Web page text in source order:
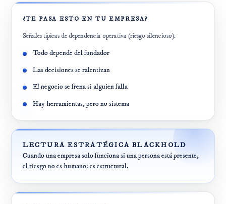
¿TE PASA ESTO EN TU EMPRESA?
Señales típicas de dependencia operativa (riesgo silencioso).
Todo depende del fundador
Las decisiones se ralentizan
El negocio se frena si alguien falla
Hay herramientas, pero no sistema
LECTURA ESTRATÉGICA BLACKHOLD
Cuando una empresa solo funciona si una persona está presente,
el riesgo no es humano: es estructural.